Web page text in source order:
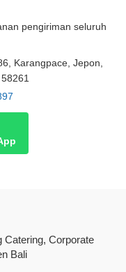
pengiriman seluruh
Karangpace, Jepon,
Catering, Corporate
Bali